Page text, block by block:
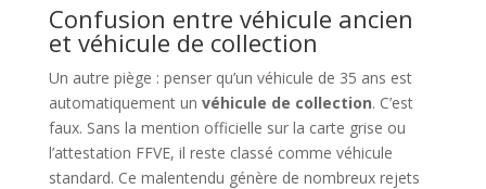
Confusion entre véhicule ancien
et véhicule de collection
Un autre piège : penser qu’un véhicule de 35 ans est
automatiquement un véhicule de collection. C’est
faux. Sans la mention officielle sur la carte grise ou
l’attestation FFVE, il reste classé comme véhicule
standard. Ce malentendu génère de nombreux rejets